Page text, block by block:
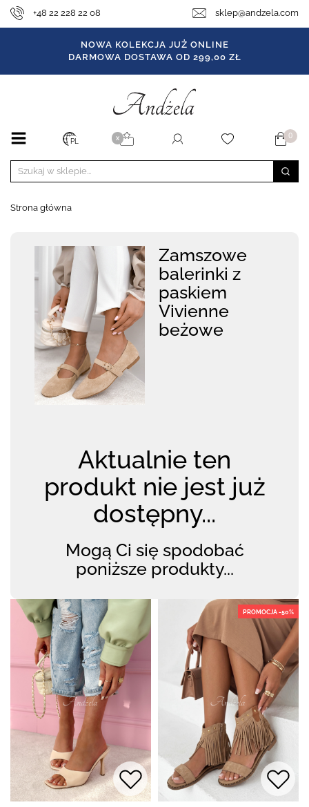
+48 22 228 22 08 sklep@andzela.com
NOWA KOLEKCJA JUŻ ONLINE
DARMOWA DOSTAWA OD 299,00 ZŁ
PL X 0
Strona główna
Zamszowe
balerinki z
paskiem
Vivienne
beżowe
Aktualnie ten
produkt nie jest już
dostępny...
Mogą Ci się spodobać
poniższe produkty...
PROMOCJA -50%